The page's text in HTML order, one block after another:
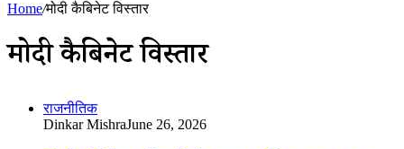
Home/मोदी कैबिनेट विस्तार
मोदी कैबिनेट विस्तार
राजनीतिक
Dinkar MishraJune 26, 2026